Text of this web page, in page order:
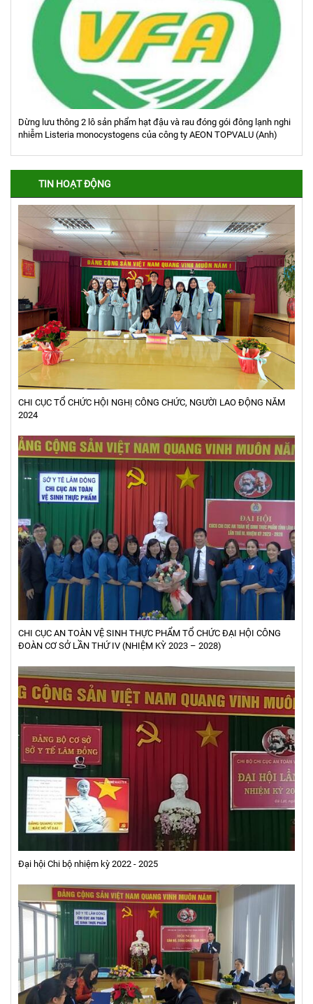
Dừng lưu thông 2 lô sản phẩm hạt đậu và rau đóng gói đông lạnh nghi
nhiễm Listeria monocystogens của công ty AEON TOPVALU (Anh)
TIN HOẠT ĐỘNG
CHI CỤC TỔ CHỨC HỘI NGHỊ CÔNG CHỨC, NGƯỜI LAO ĐỘNG NĂM
2024
CHI CỤC AN TOÀN VỆ SINH THỰC PHẨM TỔ CHỨC ĐẠI HỘI CÔNG
ĐOÀN CƠ SỞ LẦN THỨ IV (NHIỆM KỲ 2023 – 2028)
Đại hội Chi bộ nhiệm kỳ 2022 - 2025